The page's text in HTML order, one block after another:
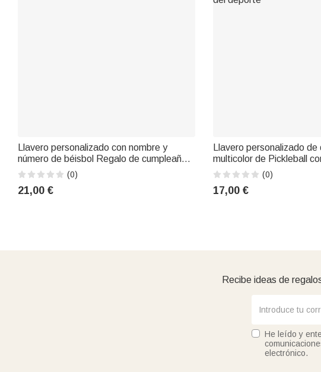
Llavero personalizado con nombre y
número de béisbol Regalo de cumpleaños
para amantes del deporte
(0)
21,00 €
Llavero personalizado
multicolor de Pickleball
Regalo de cumpleaños
del deporte
(0)
17,00 €
Recibe ideas de
He leído y
electrónico.